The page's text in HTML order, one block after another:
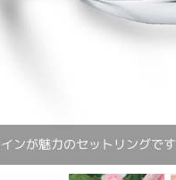
ンが魅力のセットリングです